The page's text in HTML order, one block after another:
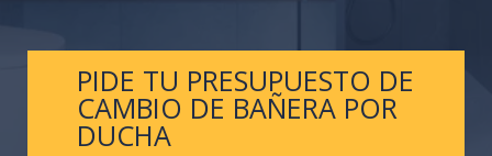
PIDE TU PRESUPUESTO DE
CAMBIO DE BAÑERA POR
DUCHA